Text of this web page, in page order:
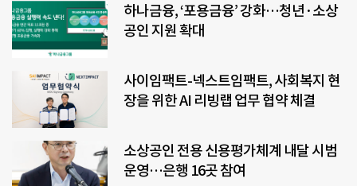
하나금융, ‘포용금융’ 강화…청년·소상
공인 지원 확대
사이임팩트-넥스트임팩트, 사회복지 현
장을 위한 AI 리빙랩 업무 협약 체결
소상공인 전용 신용평가체계 내달 시범
운영…은행 16곳 참여